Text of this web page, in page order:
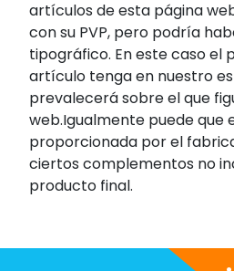
artículos de esta página
con su PVP, pero podría
tipográfico. En este caso el
artículo tenga en nuestro
prevalecerá sobre el que
web.Igualmente puede que
proporcionada por el
ciertos complementos no
producto final.